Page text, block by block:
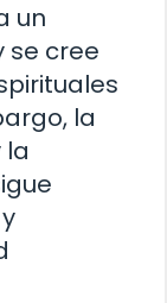
un
se cree
la
la